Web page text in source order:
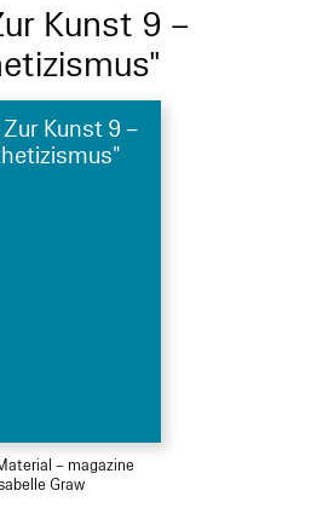
Kunst 9 –
Kunst 9 –
– magazine
Graw